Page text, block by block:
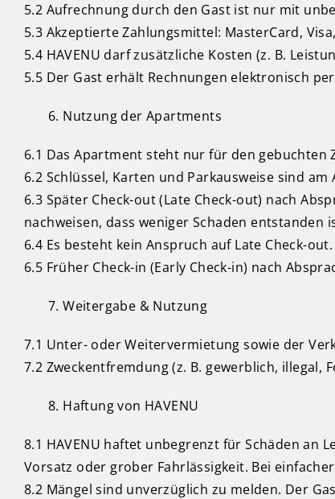
5.2 Aufrechnung durch den Gast ist nur mit
5.3 Akzeptierte Zahlungsmittel: MasterCard,
5.4 HAVENU darf zusätzliche Kosten (z. B.
5.5 Der Gast erhält Rechnungen elektronisch
Nutzung der Apartments
6.1 Das Apartment steht nur für den gebuchten
6.2 Schlüssel, Karten und Parkausweise sind
6.3 Später Check-out (Late Check-out) nach
nachweisen, dass weniger Schaden entstanden
6.4 Es besteht kein Anspruch auf Late Check-out.
6.5 Früher Check-in (Early Check-in) nach
Weitergabe & Nutzung
7.1 Unter- oder Weitervermietung sowie der
7.2 Zweckentfremdung (z. B. gewerblich,
Haftung von HAVENU
8.1 HAVENU haftet unbegrenzt für Schäden an
Vorsatz oder grober Fahrlässigkeit. Bei
8.2 Mängel sind unverzüglich zu melden. Der